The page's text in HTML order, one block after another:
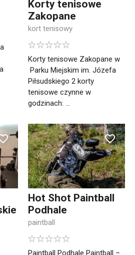
Korty tenisowe
Zakopane
kort tenisowy
Korty tenisowe Zakopane w
Parku Miejskim im. Józefa
Piłsudskiego 2 korty
tenisowe czynne w
godzinach: ...
Hot Shot Paintball
Podhale
paintball
Paintball Podhale Paintball –